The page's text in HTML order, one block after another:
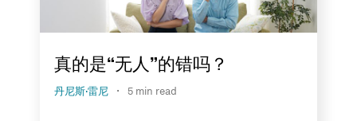
真的是“无人”的错吗？
丹尼斯·雷尼 · 5 min read